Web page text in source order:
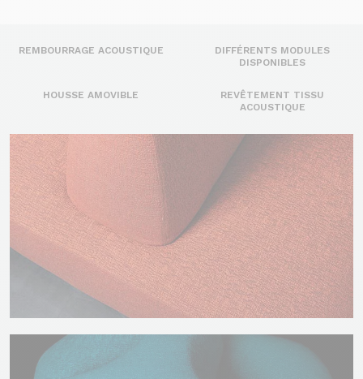
REMBOURRAGE ACOUSTIQUE
DIFFÉRENTS MODULES
DISPONIBLES
HOUSSE AMOVIBLE
REVÊTEMENT TISSU
ACOUSTIQUE